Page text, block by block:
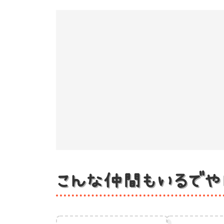
こんな仲間もいるで